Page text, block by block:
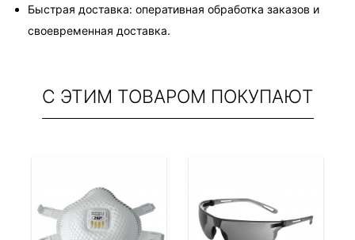
Быстрая доставка: оперативная обработка заказов и
своевременная доставка.
С ЭТИМ ТОВАРОМ ПОКУПАЮТ